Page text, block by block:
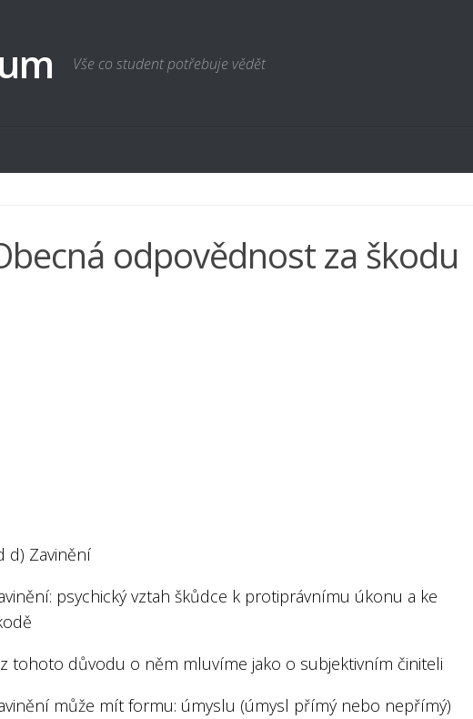
Vše co student potřebuje vědět
odpovědnost za škodu
d) Zavinění
psychický vztah škůdce k protiprávnímu úkonu a ke
tohoto důvodu o něm mluvíme jako o subjektivním činiteli
může mít formu: úmyslu (úmysl přímý nebo nepřímý)